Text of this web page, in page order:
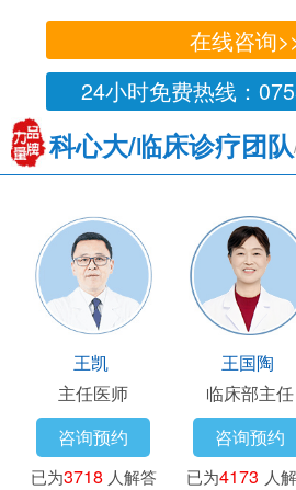
在线咨询
24小时免费热线：
科心大/临床诊疗团队
王凯
主任医师
咨询预约
已为3718 人解答
王国陶
临床部主任
咨询预约
已为4173 人